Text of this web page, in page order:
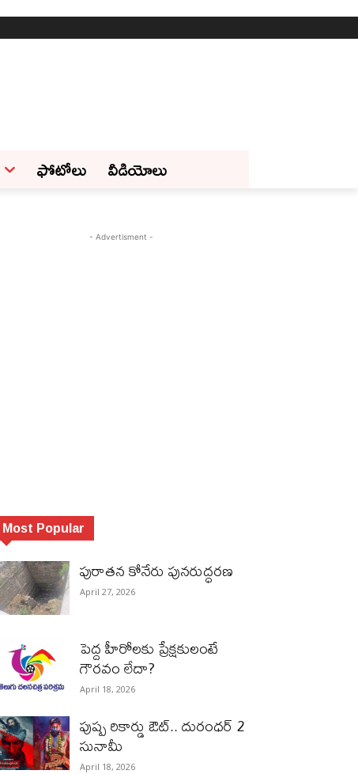
ఫోటోలు వీడియోలు
- Advertisment -
Most Popular
పురాత‌న కోనేరు పున‌రుద్ధ‌ర‌ణ
April 27, 2026
పెద్ద హీరోల‌కు ప్రేక్ష‌కులంటే
గౌర‌వం లేదా?
April 18, 2026
పుష్ప రికార్డు ఔట్‌.. దురంధ‌ర్ 2
సునామీ
April 18, 2026